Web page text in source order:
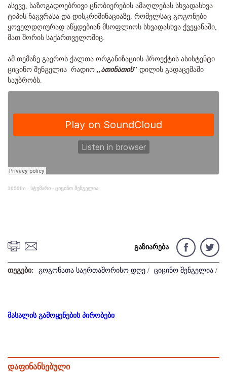
ასევე, საზოგადოებრივი ცნობიერების ამაღლებას სხვადასხვა
ტიპის ჩაგვრასა და დისკრიმინაციაზე, რომელსაც გოგონები
ყოველდღიურად აწყდებიან მსოფლიოს სხვადასხვა ქვეყანაში,
მათ შორის საქართველოშიც.
ამ თემაზე გაეროს ქალთა ორგანიზაციის პროექტის ასისტენტი
ციცინო შენგელია რადიო ,,ათინათის'' დილის გადაცემაში
საუბრობს.
1059fm · სტუმარი - ციცინო შენგელია
გაზიარება
თეგები: გოგონათა საერთაშორისო დღე / ციცინო შენგელია /
მასალის გამოყენების პირობები
დაფინანსებული